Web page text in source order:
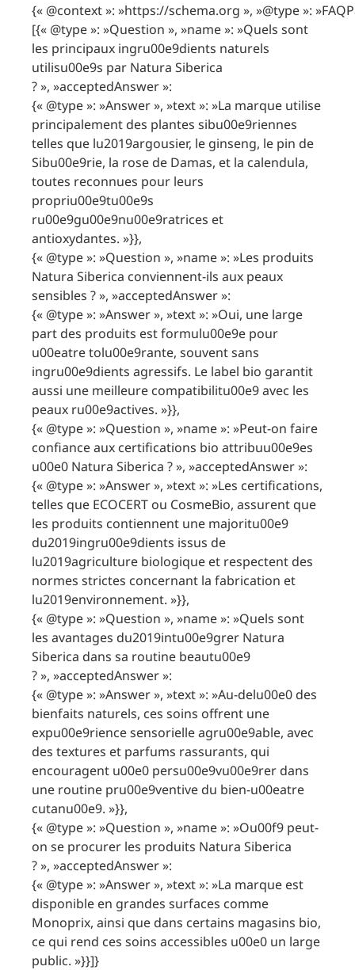
{« @context »: »https://schema.org », »@type »:
[{« @type »: »Question », »name »: »Quels sont
les principaux ingru00e9dients naturels
utilisu00e9s par Natura Siberica
? », »acceptedAnswer »:
{« @type »: »Answer », »text »: »La marque utilise
principalement des plantes sibu00e9riennes
telles que lu2019argousier, le ginseng, le pin de
Sibu00e9rie, la rose de Damas, et la calendula,
toutes reconnues pour leurs
propriu00e9tu00e9s
ru00e9gu00e9nu00e9ratrices et
antioxydantes. »}},
{« @type »: »Question », »name »: »Les produits
Natura Siberica conviennent-ils aux peaux
sensibles ? », »acceptedAnswer »:
{« @type »: »Answer », »text »: »Oui, une large
part des produits est formulu00e9e pour
u00eatre tolu00e9rante, souvent sans
ingru00e9dients agressifs. Le label bio garantit
aussi une meilleure compatibilitu00e9 avec les
peaux ru00e9actives. »}},
{« @type »: »Question », »name »: »Peut-on faire
confiance aux certifications bio attribuu00e9es
u00e0 Natura Siberica ? », »acceptedAnswer »:
{« @type »: »Answer », »text »: »Les certifications,
telles que ECOCERT ou CosmeBio, assurent que
les produits contiennent une majoritu00e9
du2019ingru00e9dients issus de
lu2019agriculture biologique et respectent des
normes strictes concernant la fabrication et
lu2019environnement. »}},
{« @type »: »Question », »name »: »Quels sont
les avantages du2019intu00e9grer Natura
Siberica dans sa routine beautu00e9
? », »acceptedAnswer »:
{« @type »: »Answer », »text »: »Au-delu00e0 des
bienfaits naturels, ces soins offrent une
expu00e9rience sensorielle agru00e9able, avec
des textures et parfums rassurants, qui
encouragent u00e0 persu00e9vu00e9rer dans
une routine pru00e9ventive du bien-u00eatre
cutanu00e9. »}},
{« @type »: »Question », »name »: »Ou00f9 peut-
on se procurer les produits Natura Siberica
? », »acceptedAnswer »:
{« @type »: »Answer », »text »: »La marque est
disponible en grandes surfaces comme
Monoprix, ainsi que dans certains magasins bio,
ce qui rend ces soins accessibles u00e0 un large
public. »}}]}